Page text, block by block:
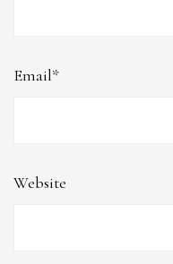
Email*
Website